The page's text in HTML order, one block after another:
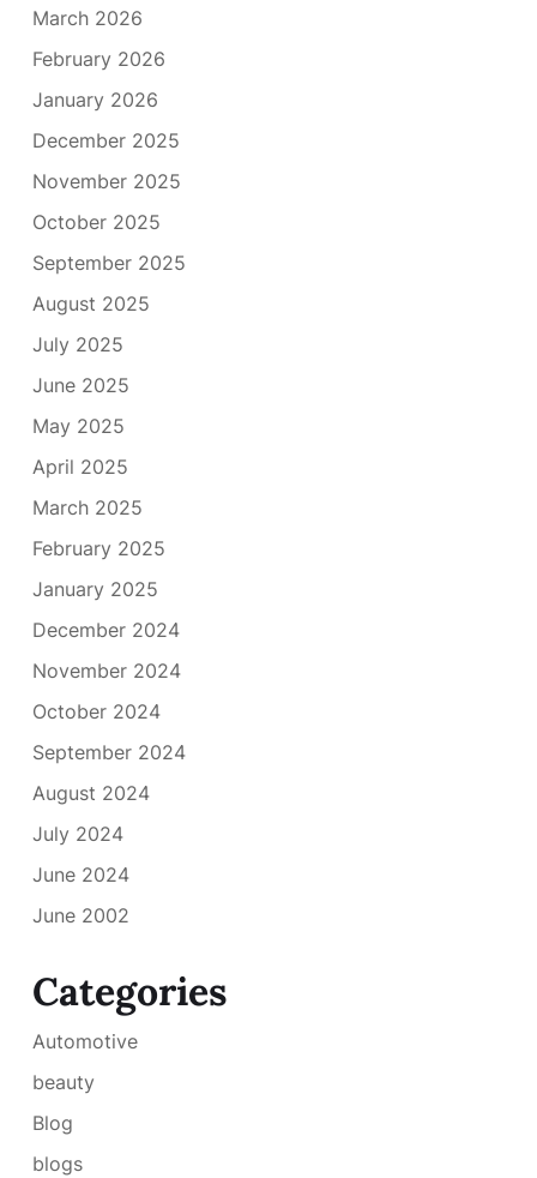
March 2026
February 2026
January 2026
December 2025
November 2025
October 2025
September 2025
August 2025
July 2025
June 2025
May 2025
April 2025
March 2025
February 2025
January 2025
December 2024
November 2024
October 2024
September 2024
August 2024
July 2024
June 2024
June 2002
Categories
Automotive
beauty
Blog
blogs